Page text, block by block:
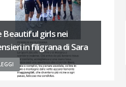
Beautiful girls nei
in filigrana di Sara
in Beautifulodi